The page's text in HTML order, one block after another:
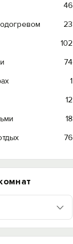
46
23
102
74
1
12
18
76